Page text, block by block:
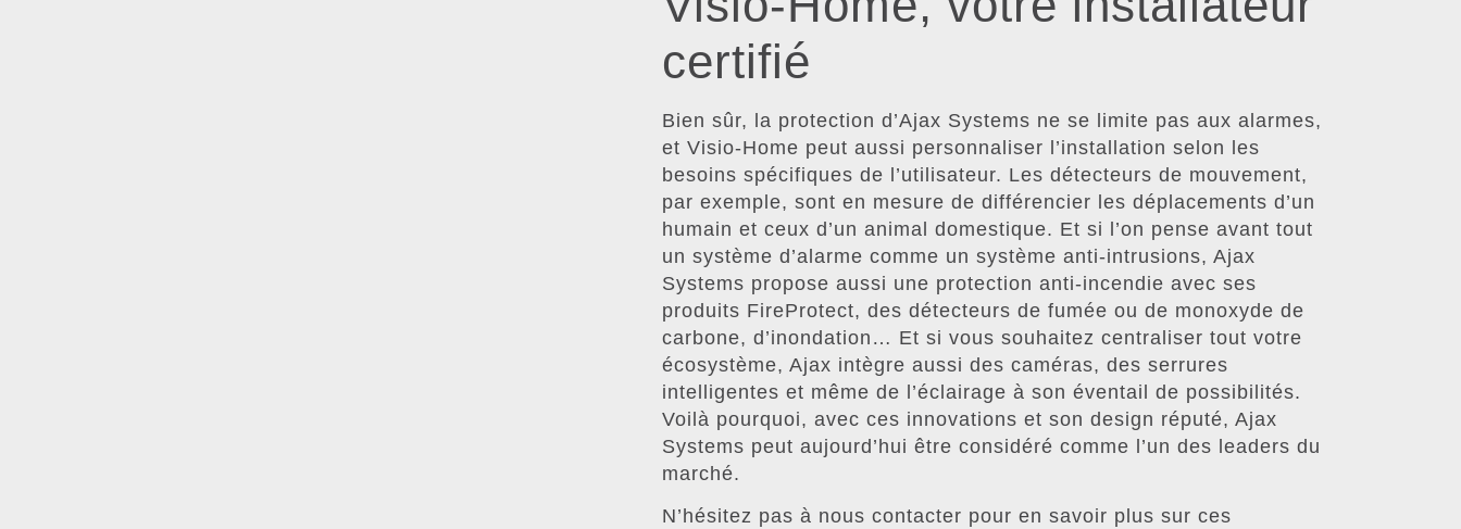
certifié
Bien sûr, la protection d’Ajax Systems ne se limite pas aux alarmes,
et Visio-Home peut aussi personnaliser l’installation selon les
besoins spécifiques de l’utilisateur. Les détecteurs de mouvement,
par exemple, sont en mesure de différencier les déplacements d’un
humain et ceux d’un animal domestique. Et si l’on pense avant tout
un système d’alarme comme un système anti-intrusions, Ajax
Systems propose aussi une protection anti-incendie avec ses
produits FireProtect, des détecteurs de fumée ou de monoxyde de
carbone, d’inondation… Et si vous souhaitez centraliser tout votre
écosystème, Ajax intègre aussi des caméras, des serrures
intelligentes et même de l’éclairage à son éventail de possibilités.
Voilà pourquoi, avec ces innovations et son design réputé, Ajax
Systems peut aujourd’hui être considéré comme l’un des leaders du
marché.
N’hésitez pas à nous contacter pour en savoir plus sur ces